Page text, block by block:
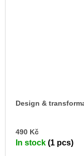
Design &
490 Kč
In stock (1 pcs)